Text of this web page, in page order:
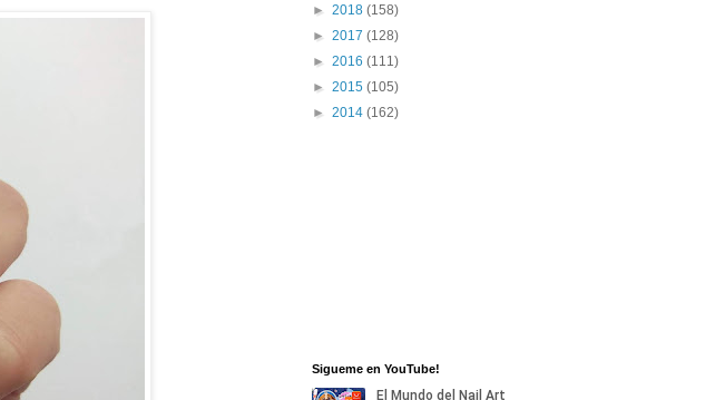
► 2018 (158)
► 2017 (128)
► 2016 (111)
► 2015 (105)
► 2014 (162)
Sigueme en YouTube!